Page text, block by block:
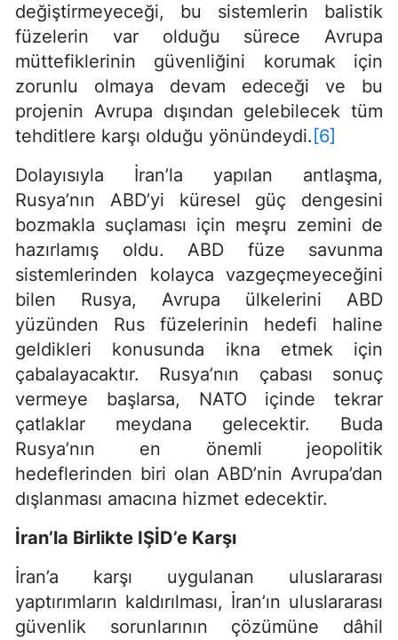
değiştirmeyeceği, bu sistemlerin balistik
füzelerin var olduğu sürece Avrupa
müttefiklerinin güvenliğini korumak için
zorunlu olmaya devam edeceği ve bu
projenin Avrupa dışından gelebilecek tüm
tehditlere karşı olduğu yönündeydi. [6]
Dolayısıyla İran’la yapılan antlaşma,
Rusya’nın ABD’yi küresel güç dengesini
bozmakla suçlaması için meşru zemini de
hazırlamış oldu. ABD füze savunma
sistemlerinden kolayca vazgeçmeyeceğini
bilen Rusya, Avrupa ülkelerini ABD
yüzünden Rus füzelerinin hedefi haline
geldikleri konusunda ikna etmek için
çabalayacaktır. Rusya’nın çabası sonuç
vermeye başlarsa, NATO içinde tekrar
çatlaklar meydana gelecektir. Buda
Rusya’nın en önemli jeopolitik
hedeflerinden biri olan ABD’nin Avrupa’dan
dışlanması amacına hizmet edecektir.
İran’la Birlikte IŞİD’e Karşı
İran’a karşı uygulanan uluslararası
yaptırımların kaldırılması, İran’ın uluslararası
güvenlik sorunlarının çözümüne dâhil